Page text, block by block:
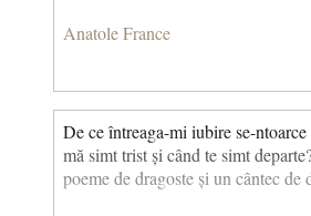
Anatole France
De ce întreaga-mi iubire se-
mă simt trist și când te simt
poeme de dragoste și un cântec de